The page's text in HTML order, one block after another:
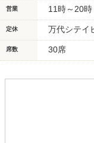
営業 11時～20時
定休 万代シテイ
席数 30席